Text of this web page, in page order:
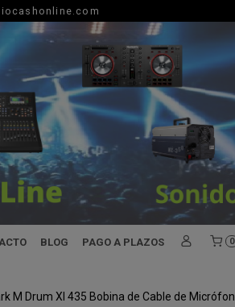
BLOG PAGO A PLAZOS 0
M Drum Xl 435 Bobina de Cable de